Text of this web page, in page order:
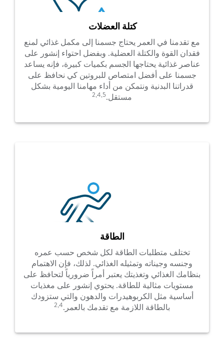
كتلة العضلات
مع تقدمنا في العمر يحتاج جسمنا إلى مكمل غذائي لمنع
فقدان القوة والكتلة العضلية. وبفضل احتواء إنشور على
عناصر غذائية يحتاجها الجسم بكميات كبيرة، فإنه يساعد
جسمنا على أفضل امتصاص للبروتين كي نحافظ على
قدراتنا البدنية ونتمكن من أداء مهامنا اليومية بشكل
مستقل.2,4,5​
الطاقة
تختلف متطلبات الطاقة لكل شخص حسب عمره
وجنسه وجيناته وتمثيله الغذائي. لذلك، فإن الاهتمام
بنظامك الغذائي وتغذيتك يعتبر أمراً ضرورياً لتحافظ على
مستويات مثالية للطاقة. يحتوي إنشور على مغذيات
أساسية مثل الكربوهيدرات والدهون والتي ستزودك
بالطاقة اللازمة مع تقدمك بالعمر.2,4